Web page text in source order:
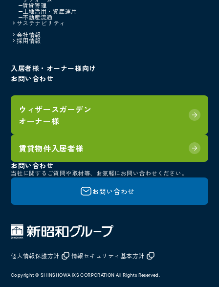
賃貸管理
土地活用・資産運用
不動産流通
サステナビリティ
会社情報
採用情報
入居者様・オーナー様向け
お問い合わせ
ウィザースガーデン
オーナー様
賃貸物件入居者様
お問い合わせ
当社に関するご質問や取材等、 お気軽にお問い合わせください。
お問い合わせ
個人情報保護方針 情報セキュリティ基本方針
Copyright © SHINSHOWA iXS CORPORATION All Rights Reserved.